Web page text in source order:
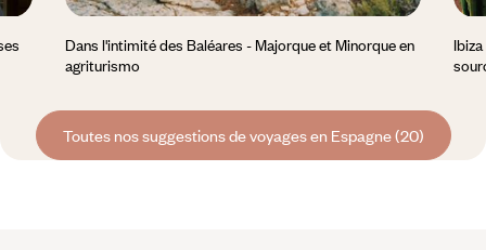
Dans l'intimité des Baléares - Majorque et Minorque en
agriturismo
Toutes nos suggestions de voyages en Espagne (20)